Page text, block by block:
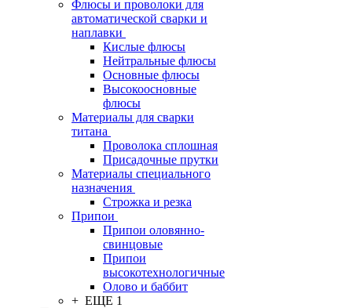
Флюсы и проволоки для
автоматической сварки и
наплавки
Кислые флюсы
Нейтральные флюсы
Основные флюсы
Высокоосновные
флюсы
Материалы для сварки
титана
Проволока сплошная
Присадочные прутки
Материалы специального
назначения
Строжка и резка
Припои
Припои оловянно-
свинцовые
Припои
высокотехнологичные
Олово и баббит
+ ЕЩЕ 1